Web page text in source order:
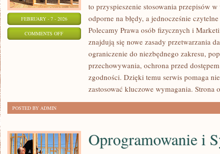
FEBRUARY - 7 - 2026
COMMENTS OFFON
INSPEKTOR
to przyspieszenie stosowania przepisów
odporne na błędy, a jednocześnie
Polecamy Prawa osób fizycznych i
znajdują się nowe zasady przetwarzania
ograniczenie do niezbędnego zakresu,
przechowywania, ochrona przed
zgodności. Dzięki temu serwis pomaga
zastosować kluczowe wymagania. Strona
POSTED BY ADMIN
Oprogramowanie i